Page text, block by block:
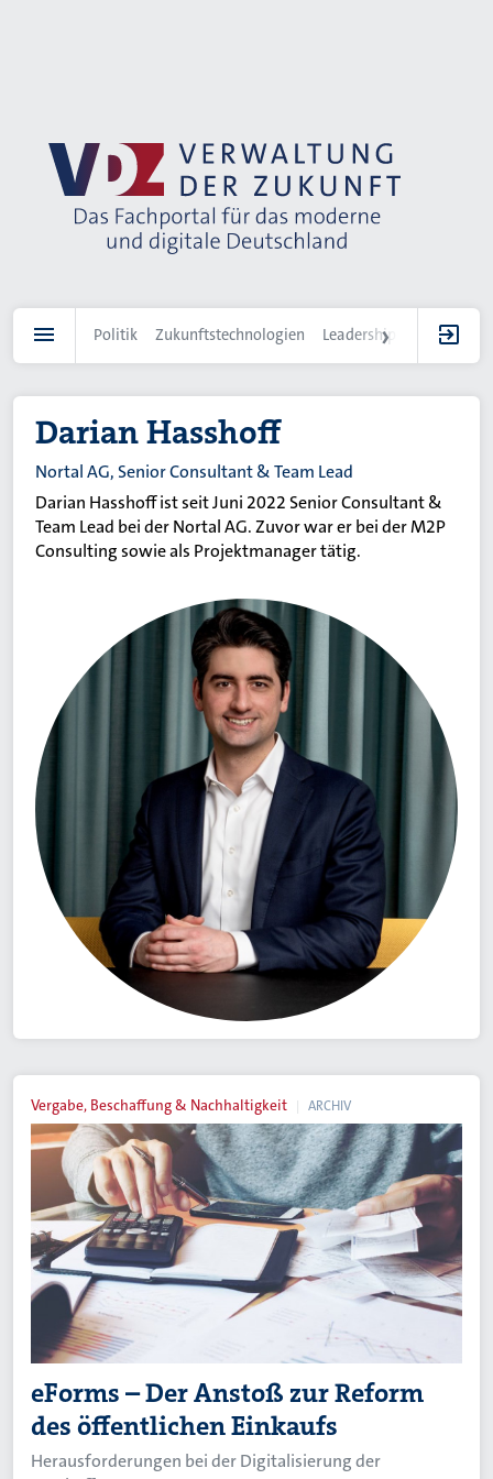
Politik Zukunftstechnologien Leadership IT-
Darian Hasshoff
Nortal AG, Senior Consultant & Team Lead
Darian Hasshoff ist seit Juni 2022 Senior Consultant &
Team Lead bei der Nortal AG. Zuvor war er bei der M2P
Consulting sowie als Projektmanager tätig.
Vergabe, Beschaffung & Nachhaltigkeit ARCHIV
eForms – Der Anstoß zur Reform
des öffentlichen Einkaufs
Herausforderungen bei der Digitalisierung der